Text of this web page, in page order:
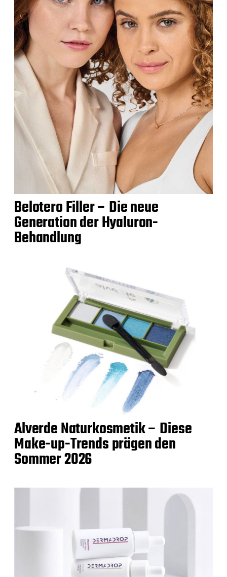
Belotero Filler – Die neue
Generation der Hyaluron-
Behandlung
Alverde Naturkosmetik – Diese
Make-up-Trends prägen den
Sommer 2026